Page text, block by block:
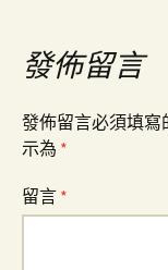
覽發佈留言
發佈留言必須填寫
示為 *
留言 *